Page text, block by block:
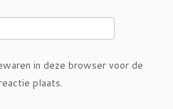
in deze browser voor de
plaats.